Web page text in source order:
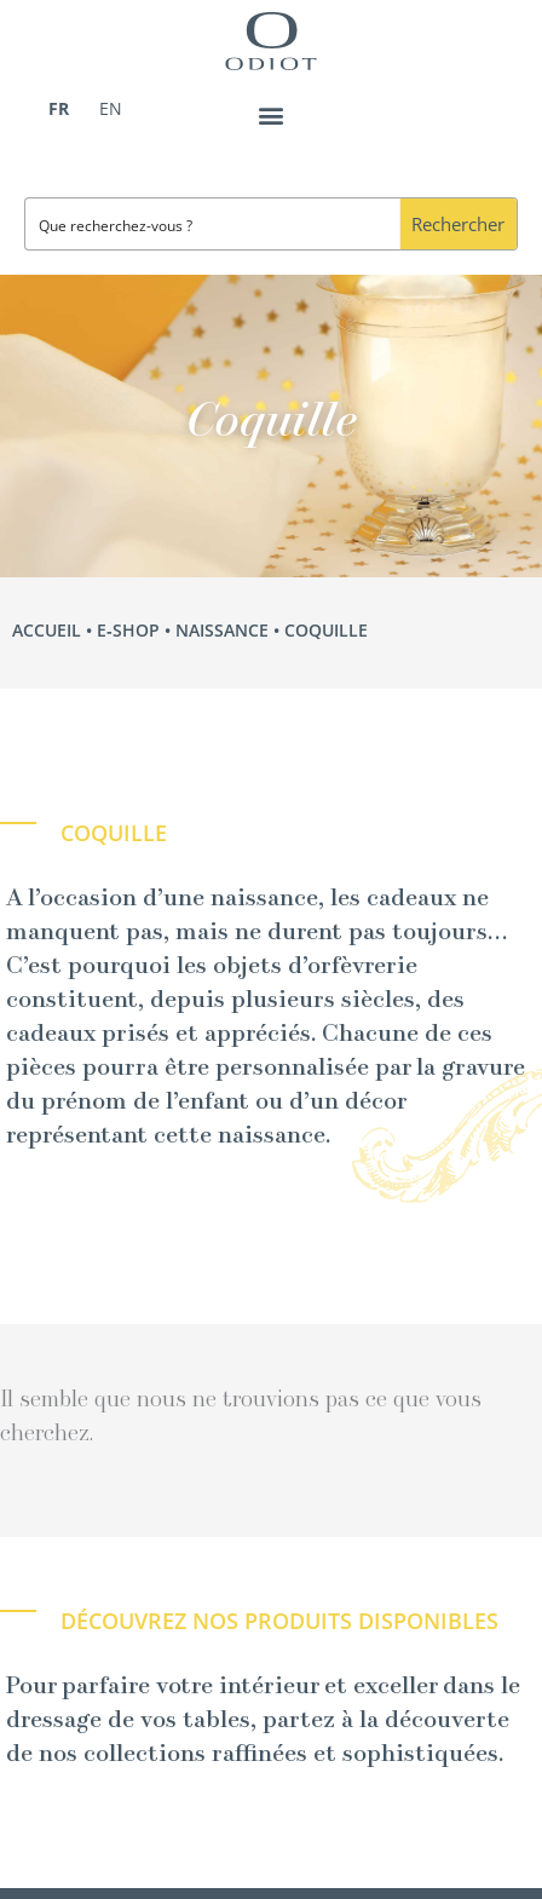
FR
EN
Rechercher
Coquille
ACCUEIL • E‑SHOP • NAISSANCE • COQUILLE
COQUILLE
A l’occasion d’une naissance, les cadeaux ne
manquent pas, mais ne durent pas toujours…
C’est pourquoi les objets d’orfèvrerie
constituent, depuis plusieurs siècles, des
cadeaux prisés et appréciés. Chacune de ces
pièces pourra être personnalisée par la gravure
du prénom de l’enfant ou d’un décor
représentant cette naissance.
Il semble que nous ne trouvions pas ce que vous
cherchez.
DÉCOUVREZ NOS PRODUITS DISPONIBLES
Pour parfaire votre intérieur et exceller dans le
dressage de vos tables, partez à la découverte
de nos collections raffinées et sophistiquées.